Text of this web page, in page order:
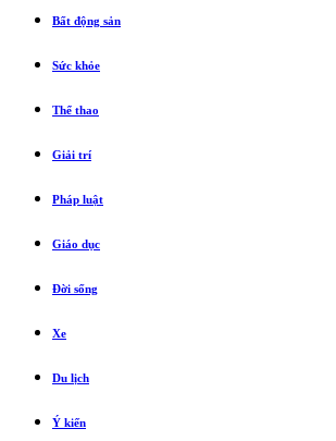
Bất động sản
Sức khỏe
Thể thao
Giải trí
Pháp luật
Giáo dục
Đời sống
Xe
Du lịch
Ý kiến